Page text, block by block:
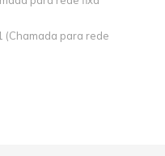
(Chamada para rede